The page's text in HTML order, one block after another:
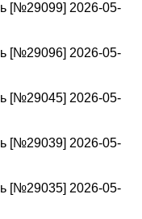
[№29099] 2026-05-
[№29096] 2026-05-
[№29045] 2026-05-
[№29039] 2026-05-
[№29035] 2026-05-